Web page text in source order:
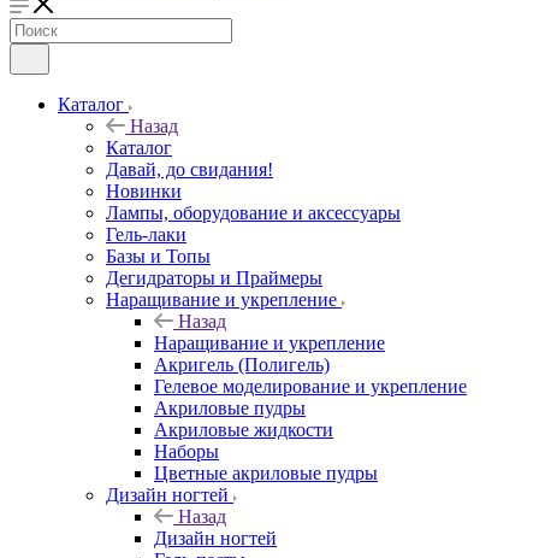
Каталог
Назад
Каталог
Давай, до свидания!
Новинки
Лампы, оборудование и аксессуары
Гель-лаки
Базы и Топы
Дегидраторы и Праймеры
Наращивание и укрепление
Назад
Наращивание и укрепление
Акригель (Полигель)
Гелевое моделирование и укрепление
Акриловые пудры
Акриловые жидкости
Наборы
Цветные акриловые пудры
Дизайн ногтей
Назад
Дизайн ногтей